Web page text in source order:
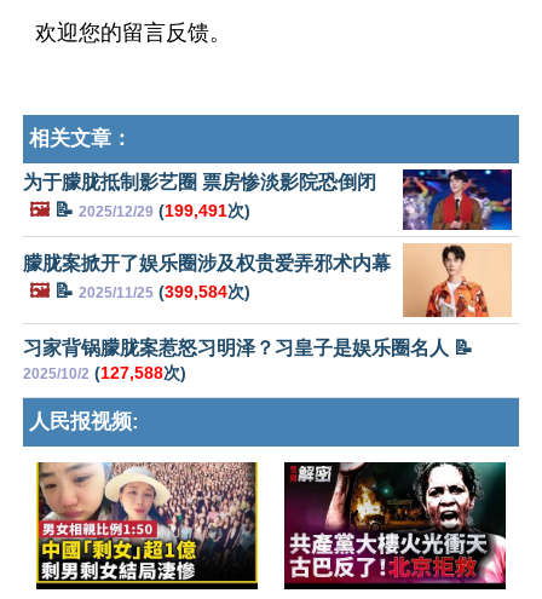
欢迎您的留言反馈。
相关文章：
为于朦胧抵制影艺圈 票房惨淡影院恐倒闭
🖼️📝 2025/12/29 (199,491次)
朦胧案掀开了娱乐圈涉及权贵爱弄邪术内幕
🖼️📝 2025/11/25 (399,584次)
习家背锅朦胧案惹怒习明泽？习皇子是娱乐圈名人 📝
2025/10/2 (127,588次)
人民报视频: